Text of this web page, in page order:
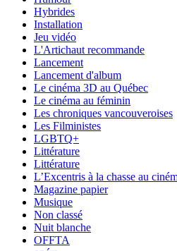
Hybrides
Installation
Jeu vidéo
L'Artichaut recommande
Lancement
Lancement d'album
Le cinéma 3D au Québec
Le cinéma au féminin
Les chroniques vancouveroises
Les Filministes
LGBTQ+
Littérature
Littérature
L’Excentris à la chasse au
Magazine papier
Musique
Non classé
Nuit blanche
OFFTA